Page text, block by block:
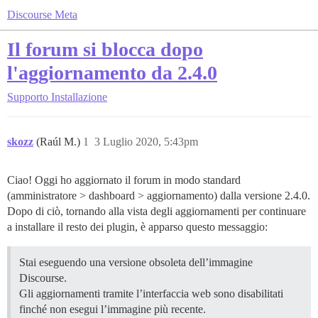
Discourse Meta
Il forum si blocca dopo
l'aggiornamento da 2.4.0
Supporto Installazione
skozz (Raúl M.) 3 Luglio 2020, 5:43pm
1
Ciao! Oggi ho aggiornato il forum in modo standard
(amministratore > dashboard > aggiornamento) dalla versione 2.4.0.
Dopo di ciò, tornando alla vista degli aggiornamenti per continuare
a installare il resto dei plugin, è apparso questo messaggio:
Stai eseguendo una versione obsoleta dell’immagine
Discourse.
Gli aggiornamenti tramite l’interfaccia web sono disabilitati
finché non esegui l’immagine più recente.